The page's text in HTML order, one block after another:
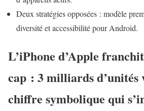
Deux stratégies opposées : modèle
diversité et accessibilité pour Android.
L’iPhone d’Apple
cap : 3 milliards d’unités
chiffre symbolique qui